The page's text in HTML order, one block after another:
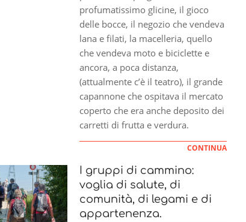
profumatissimo glicine, il gioco
delle bocce, il negozio che vendeva
lana e filati, la macelleria, quello
che vendeva moto e biciclette e
ancora, a poca distanza,
(attualmente c’è il teatro), il grande
capannone che ospitava il mercato
coperto che era anche deposito dei
carretti di frutta e verdura.
CONTINUA
I gruppi di cammino:
voglia di salute, di
comunità, di legami e di
appartenenza.